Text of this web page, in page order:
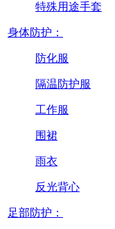
特殊用途手套
身体防护：
防化服
隔温防护服
工作服
围裙
雨衣
反光背心
足部防护：